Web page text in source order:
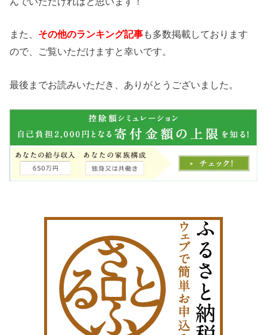
また、 その他のランキング記事も多数掲載しております
ので、ご覧いただけますと幸いです。
最後までお読みいただき、ありがとうございました。